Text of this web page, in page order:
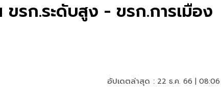
ขรก.ระดับสูง - ขรก.การเมือง
อัปเดตล่าสุด : 22 ธ.ค. 66 |